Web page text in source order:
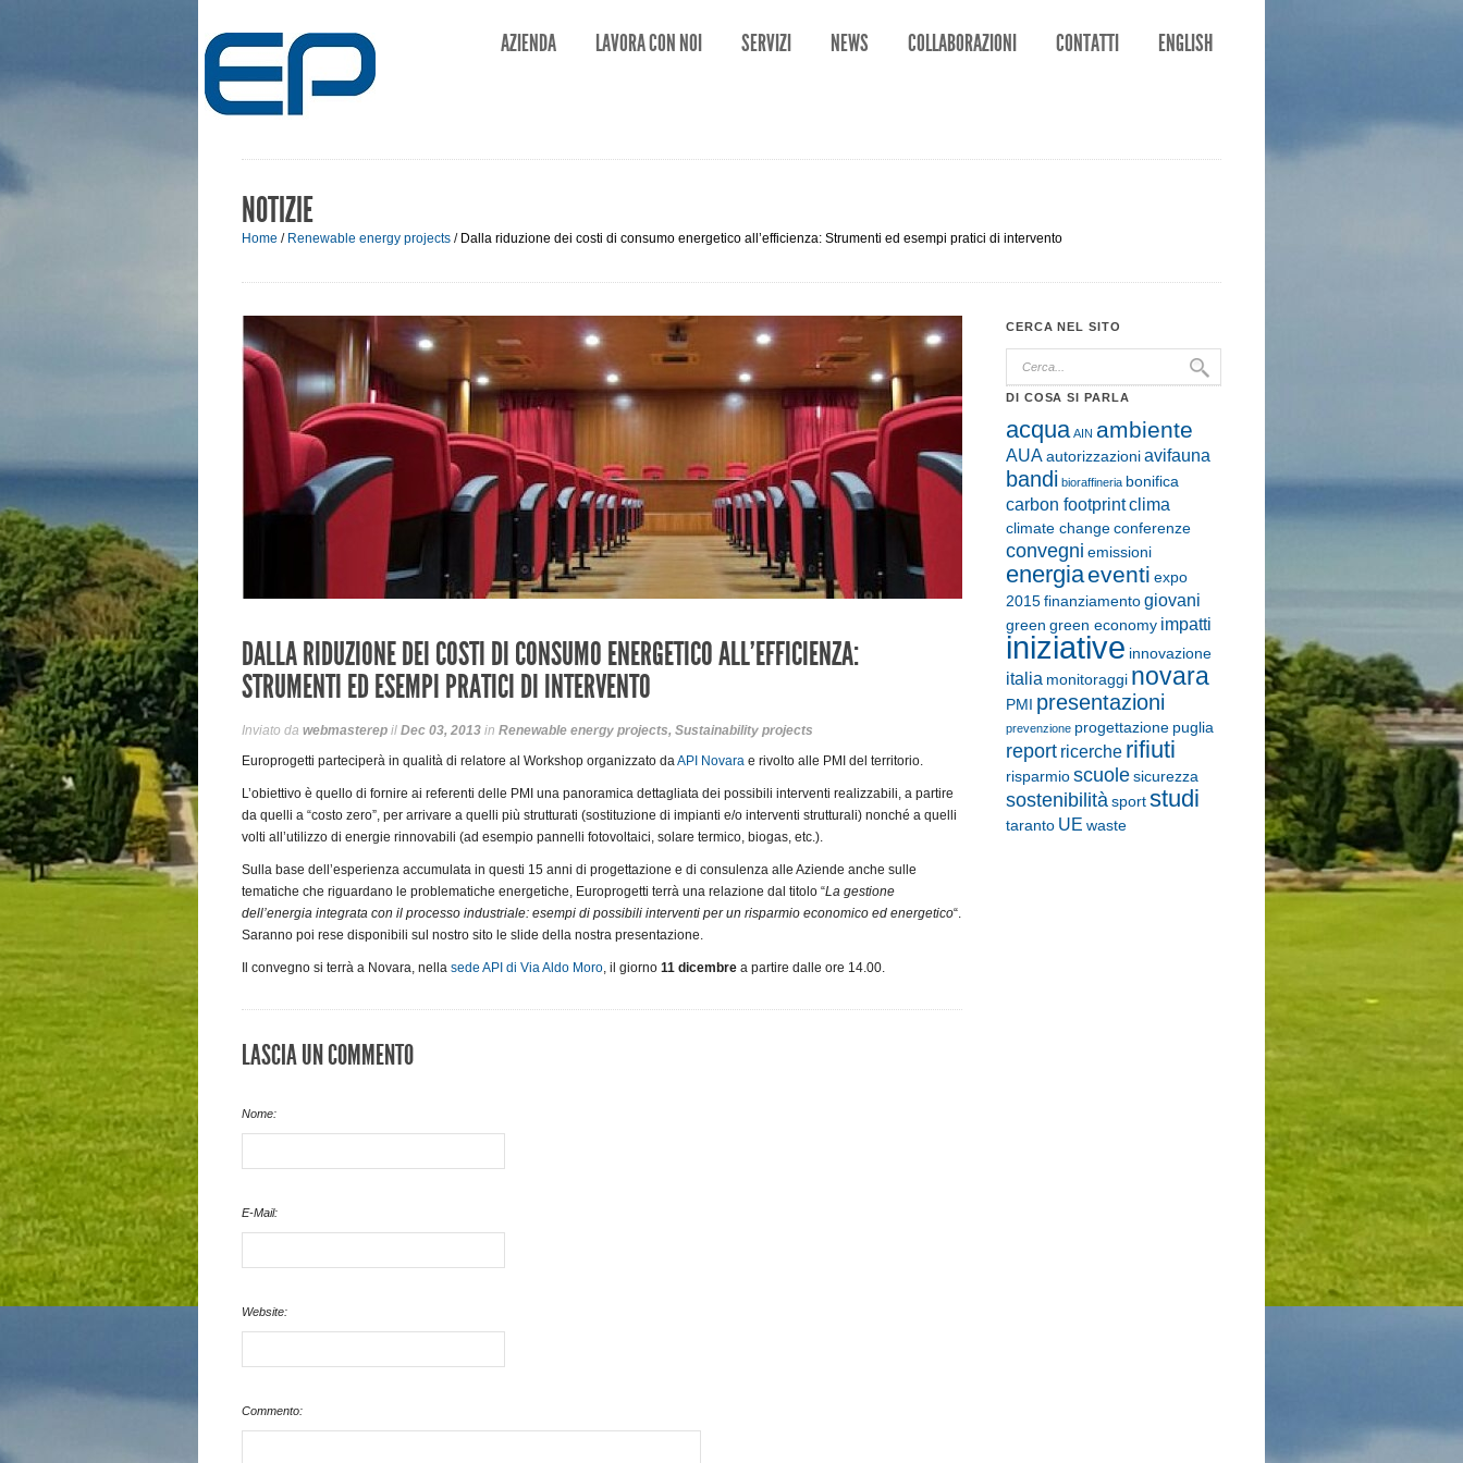
AZIENDA LAVORA CON NOI SERVIZI NEWS COLLABORAZIONI CONTATTI ENGLISH
NOTIZIE
Home / Renewable energy projects / Dalla riduzione dei costi di consumo energetico all’efficienza: Strumenti ed esempi pratici di intervento
DALLA RIDUZIONE DEI COSTI DI CONSUMO ENERGETICO ALL’EFFICIENZA:
STRUMENTI ED ESEMPI PRATICI DI INTERVENTO
Inviato da webmasterep il Dec 03, 2013 in Renewable energy projects, Sustainability projects
Europrogetti parteciperà in qualità di relatore al Workshop organizzato daAPI Novara e rivolto alle PMI del territorio.
L’obiettivo è quello di fornire ai referenti delle PMI una panoramica dettagliata dei possibili interventi realizzabili, a partire
da quelli a “costo zero”, per arrivare a quelli più strutturati (sostituzione di impianti e/o interventi strutturali) nonché a quelli
volti all’utilizzo di energie rinnovabili (ad esempio pannelli fotovoltaici, solare termico, biogas, etc.).
Sulla base dell’esperienza accumulata in questi 15 anni di progettazione e di consulenza alle Aziende anche sulle
tematiche che riguardano le problematiche energetiche, Europrogetti terrà una relazione dal titolo “La gestione
dell’energia integrata con il processo industriale: esempi di possibili interventi per un risparmio economico ed energetico“.
Saranno poi rese disponibili sul nostro sito le slide della nostra presentazione.
Il convegno si terrà a Novara, nella sede API di Via Aldo Moro, il giorno 11 dicembre a partire dalle ore 14.00.
LASCIA UN COMMENTO
Nome:
E-Mail:
Website:
Commento:
CERCA NEL SITO
DI COSA SI PARLA
acqua AIN ambiente
AUAautorizzazioniavifauna
bandi bioraffineria bonifica
carbon footprintclima
climate changeconferenze
convegni emissioni
energiaeventi expo
2015finanziamentogiovani
green green economy impatti
iniziative innovazione
italia monitoraggi novara
PMI presentazioni
prevenzione progettazione puglia
report ricerche rifiuti
risparmioscuolesicurezza
sostenibilitàsportstudi
taranto UE waste